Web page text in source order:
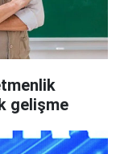
gelişme